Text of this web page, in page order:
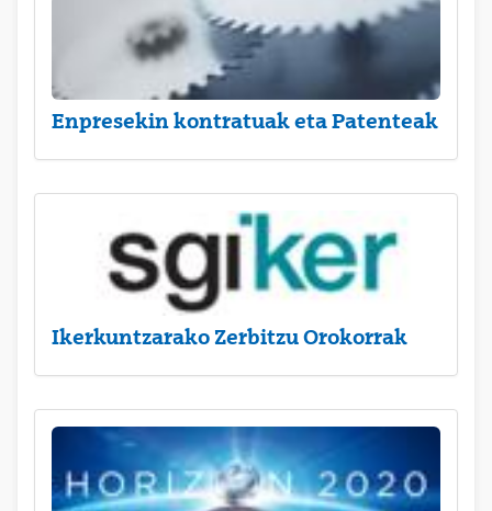
Enpresekin kontratuak eta Patenteak
Ikerkuntzarako Zerbitzu Orokorrak